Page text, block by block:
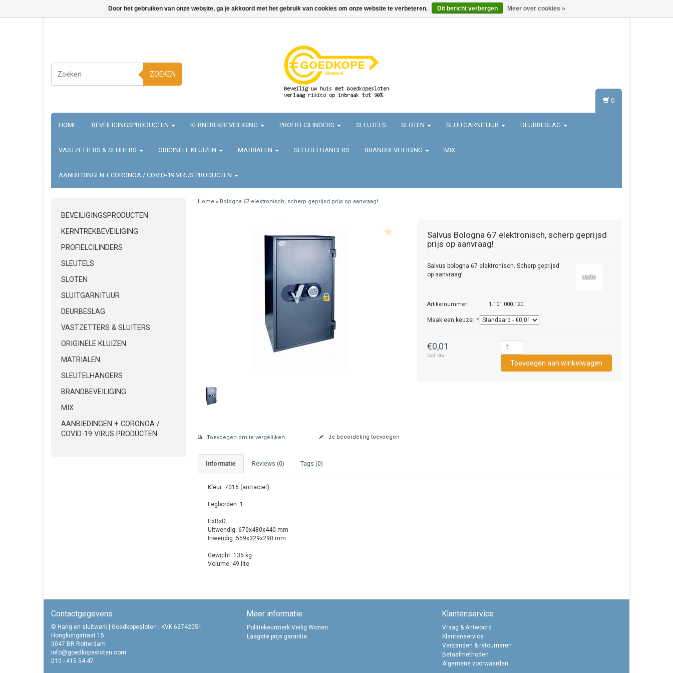
ZOEKEN
HOME BEVEILIGINGSPRODUCTEN KERNTREKBEVEILIGING PROFIELCILINDERS SLEUTELS SLOTEN SLUITGARNITUUR DEURBESLAG
VASTZETTERS & SLUITERS ORIGINELE KLUIZEN MATRIALEN SLEUTELHANGERS BRANDBEVEILIGING MIX
AANBIEDINGEN + CORONOA / COVID-19 VIRUS PRODUCTEN
0
BEVEILIGINGSPRODUCTEN
KERNTREKBEVEILIGING
PROFIELCILINDERS
SLEUTELS
SLOTEN
SLUITGARNITUUR
DEURBESLAG
VASTZETTERS & SLUITERS
ORIGINELE KLUIZEN
MATRIALEN
SLEUTELHANGERS
BRANDBEVEILIGING
MIX
AANBIEDINGEN + CORONOA /
COVID-19 VIRUS PRODUCTEN
Home » Bologna 67 elektronisch, scherp geprijsd prijs op aanvraag!
Salvus Bologna 67 elektronisch, scherp geprijsd
prijs op aanvraag!
Salvus bologna 67 elektronisch. Scherp geprijsd
op aanvraag!
Artikelnummer: 1.101.000.120
Maak een keuze: *
€0,01
Excl. btw
Toevoegen om te vergelijken Je beoordeling toevoegen
Informatie Reviews (0) Tags (0)
Kleur: 7016 (antraciet)
Legborden: 1
HxBxD:
Uitwendig: 670x480x440 mm
Inwendig: 559x329x290 mm
Gewicht: 135 kg
Volume: 49 lite
Contactgegevens
© Hang en sluitwerk | Goedkopesloten | KVK 62742051
Hongkongstraat 15
3047 BR Rotterdam
info@goedkopesloten.com
010 - 415 54 47
Meer informatie
Politiekeurmerk Veilig Wonen
Laagste prijs garantie
Klantenservice
Vraag & Antwoord
Klantenservice
Verzenden & retourneren
Betaalmethoden
Algemene voorwaarden
Door het gebruiken van onze website, ga je akkoord met het gebruik van cookies om onze website te verbeteren. Dit bericht verbergen Meer over cookies »